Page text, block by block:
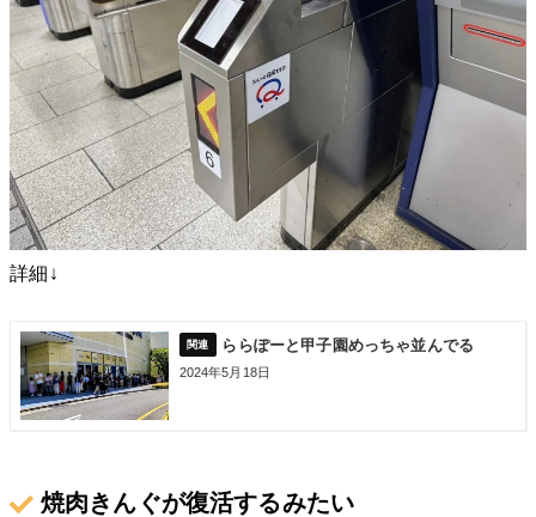
詳細↓
ららぽーと甲子園めっちゃ並んでる
2024年5月18日
焼肉きんぐが復活するみたい